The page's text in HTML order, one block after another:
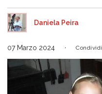
Daniela Peira
07 Marzo 2024 Condividi